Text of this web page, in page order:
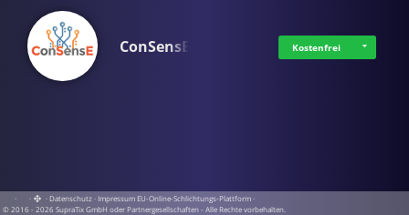
ConSensE Kostenfrei
· · ·Datenschutz·Impressum EU-Online-Schlichtungs-Plattform·
© 2016 - 2026 SupraTix GmbH oder Partnergesellschaften - Alle Rechte vorbehalten.